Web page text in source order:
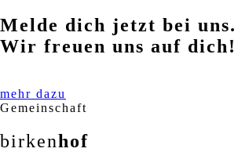
Melde dich jetzt bei uns.
Wir freuen uns auf dich!
mehr dazu
Gemeinschaft
birkenhof